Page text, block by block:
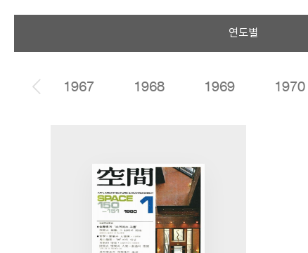
SPACE 소개
광고문의
연도별
1967 1968 1969 1970